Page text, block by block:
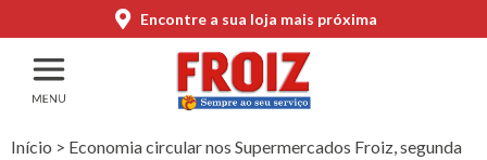
Encontre a sua loja mais próxima
Início > Economia circular nos Supermercados Froiz, segunda